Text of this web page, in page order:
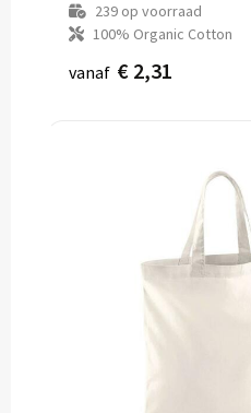
239op voorraad
100% Organic Cotton
vanaf € 2,31